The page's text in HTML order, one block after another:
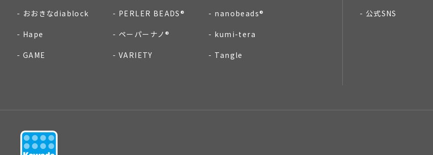
おおきなdiablock PERLER BEADS® nanobeads®
Hape ペーパーナノ® kumi-tera
GAME VARIETY Tangle
公式SNS